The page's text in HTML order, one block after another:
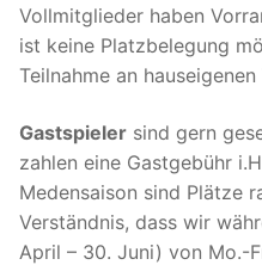
Vollmitglieder haben
ist keine Platzbelegung
Teilnahme an
Gastspieler sind gern
zahlen eine Gastgebühr
Medensaison sind Plätze
Verständnis, dass wir
April – 30. Juni) von Mo.-